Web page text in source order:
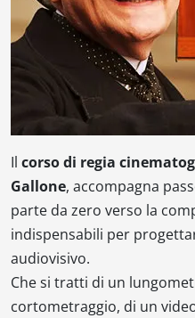
Il corso di regia
Gallone, accompagna
parte da zero verso la
indispensabili per
audiovisivo.
Che si tratti di un
cortometraggio, di un